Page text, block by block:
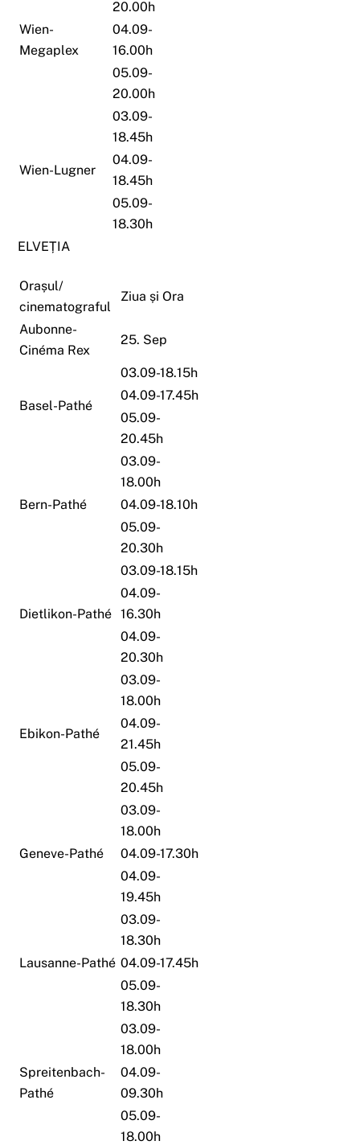
Wien-
Megaplex
20.00h
04.09-
16.00h
05.09-
20.00h
Wien-Lugner
03.09-
18.45h
04.09-
18.45h
05.09-
18.30h
ELVEȚIA
Orașul/
cinematograful
Ziua și Ora
Aubonne-
Cinéma Rex
25. Sep
Basel-Pathé
03.09-18.15h
04.09-17.45h
05.09-
20.45h
Bern-Pathé
03.09-
18.00h
04.09-18.10h
05.09-
20.30h
Dietlikon-Pathé
03.09-18.15h
04.09-
16.30h
04.09-
20.30h
Ebikon-Pathé
03.09-
18.00h
04.09-
21.45h
05.09-
20.45h
Geneve-Pathé
03.09-
18.00h
04.09-17.30h
04.09-
19.45h
Lausanne-Pathé
03.09-
18.30h
04.09-17.45h
05.09-
18.30h
Spreitenbach-
Pathé
03.09-
18.00h
04.09-
09.30h
05.09-
18.00h